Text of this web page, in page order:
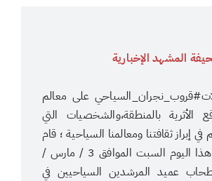
المشهد الإخبارية
على معالم
الأثرية بالمنطقة،والشخصيات التي
ثقافتنا ومعالمنا السياحية ؛ قام
أعضاء الفريق هذا اليوم السبت الموافق 3 / مارس /
عميد المرشدين السياحيين في